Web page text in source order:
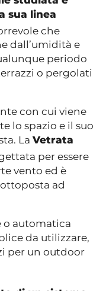
sua linea
che
dall’umidità e
periodo
o pergolati
con cui viene
lo spazio e il suo
La Vetrata
per essere
vento ed è
ad
o automatica
da utilizzare,
per un outdoor